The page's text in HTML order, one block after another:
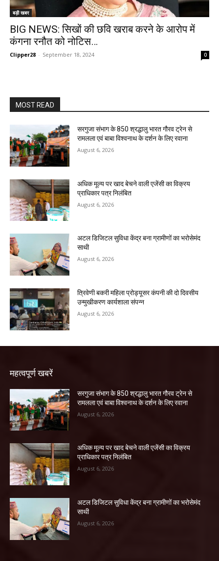
बड़ी खबर
BIG NEWS: सिखों की छवि खराब करने के आरोप में
कंगना रनौत को नोटिस…
Clipper28 - September 18, 2024 0
MOST READ
सरगुजा संभाग के 850 श्रद्धालु भारत गौरव ट्रेन से
रामलला एवं बाबा विश्वनाथ के दर्शन के लिए रवाना
August 6, 2026
अधिक मूल्य पर खाद बेचने वाली एजेंसी का विक्रय
प्राधिकार पत्र निलंबित
August 6, 2026
अटल डिजिटल सुविधा केंद्र बना ग्रामीणों का भरोसेमंद
साथी
August 6, 2026
त्रिवेणी बकरी महिला प्रोड्यूसर कंपनी की दो दिवसीय
उन्मुखीकरण कार्यशाला संपन्न
August 6, 2026
महत्वपूर्ण खबरें
सरगुजा संभाग के 850 श्रद्धालु भारत गौरव ट्रेन से
रामलला एवं बाबा विश्वनाथ के दर्शन के लिए रवाना
August 6, 2026
अधिक मूल्य पर खाद बेचने वाली एजेंसी का विक्रय
प्राधिकार पत्र निलंबित
August 6, 2026
अटल डिजिटल सुविधा केंद्र बना ग्रामीणों का भरोसेमंद
साथी
August 6, 2026